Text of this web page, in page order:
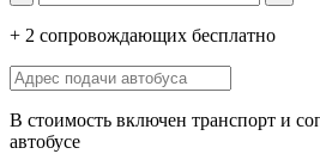
+ 2 сопровождающих бесплатно
В стоимость включен транспорт и
автобусе